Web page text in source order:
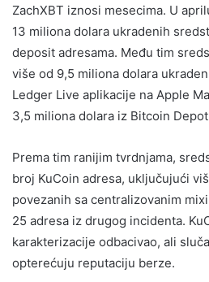
ZachXBT iznosi mesecima. U
13 miliona dolara ukradenih
deposit adresama. Među tim
više od 9,5 miliona dolara
Ledger Live aplikacije na Apple
3,5 miliona dolara iz Bitcoin
Prema tim ranijim tvrdnjama,
broj KuCoin adresa, uključujući
povezanih sa centralizovanim
25 adresa iz drugog incidenta.
karakterizacije odbacivao, ali
opterećuju reputaciju berze.